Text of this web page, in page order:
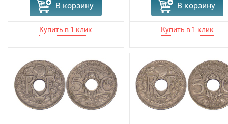
В корзину В корзину